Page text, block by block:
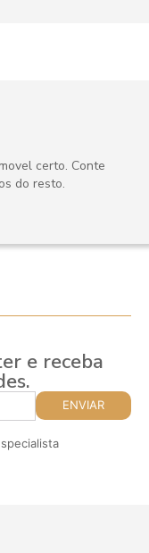
certo. Conte
do resto.
e receba